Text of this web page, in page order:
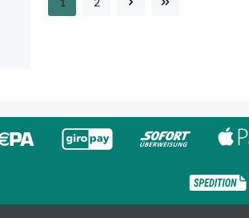
Seite Seite